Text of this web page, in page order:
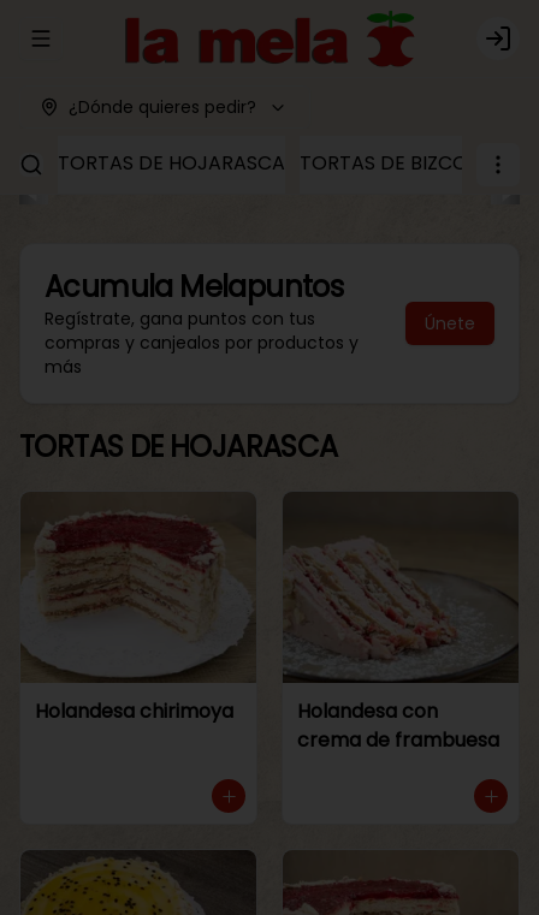
Abrir menu de navegación Login
¿Dónde quieres pedir?
TORTAS DE HOJARASCA TORTAS DE BIZCOCHO
Acumula Melapuntos
Regístrate, gana puntos con tus
compras y canjealos por productos y
más
Únete
TORTAS DE HOJARASCA
Holandesa chirimoya
Holandesa con
crema de frambuesa